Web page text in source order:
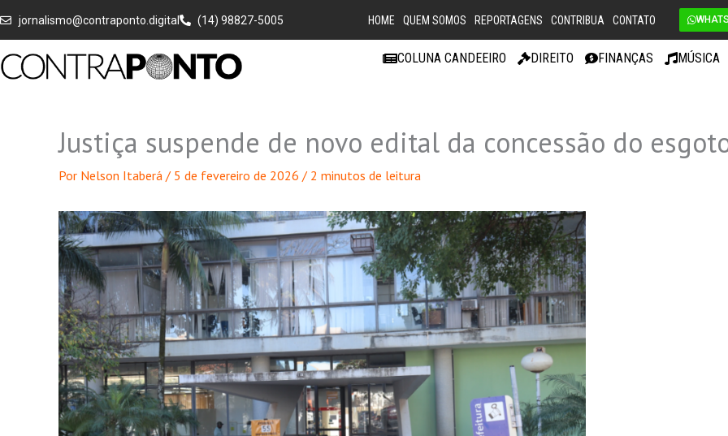
para
conteúdo
jornalismo@contraponto.digital (14) 98827-5005 HOME QUEM SOMOS REPORTAGENS CONTRIBUA CONTATO
COLUNA CANDEEIRO DIREITO FINANÇAS MÚSICA
Justiça suspende de novo edital da concessão do
Por Nelson Itaberá / 5 de fevereiro de 2026 / 2 minutos de leitura